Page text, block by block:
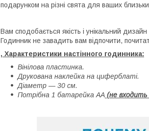
подарунком на різні свята для ваших
Вам сподобається якість і унікальний
Годинник не завадить вам відпочити,
, Характеристики настінного годинника:
Вінілова пластинка.
Друкована наклейка на циферблаті.
Діаметр — 30 см.
Потрібна 1 батарейка АА (не